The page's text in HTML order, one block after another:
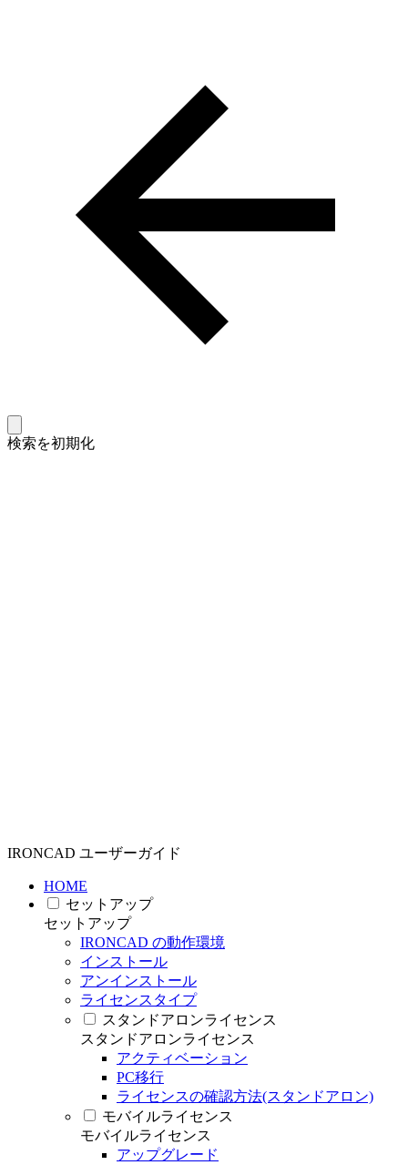
検索を初期化
IRONCAD ユーザーガイド
HOME
セットアップ
セットアップ
IRONCAD の動作環境
インストール
アンインストール
ライセンスタイプ
スタンドアロンライセンス
スタンドアロンライセンス
アクティベーション
PC移行
ライセンスの確認方法(スタンドアロン)
モバイルライセンス
モバイルライセンス
アップグレード